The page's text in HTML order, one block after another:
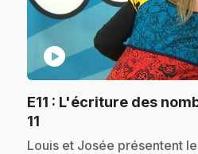
play_circle
E11 : L'écriture des
11
.Louis et Josée présentent